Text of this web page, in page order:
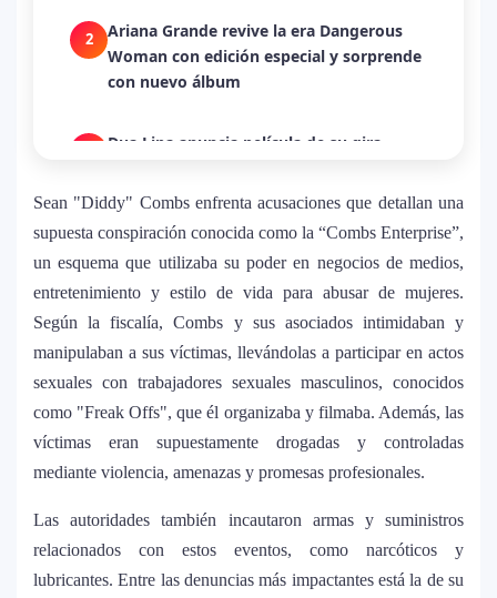
2
Ariana Grande revive la era Dangerous
Woman con edición especial y sorprende
con nuevo álbum
Dua Lipa anuncia película de su gira
humanitaria junto a UNICEF
4
Michael Jackson y la canción perdida
debate en redes
5
Lady Gaga sorprende con “Mayhem
Requiem”: una versión oscura y
revolucionaria que marca el cierre de su
era musical
6
álbum urbano más esperado con DJ
Snake y Eladio Carrión
Sean "Diddy" Combs enfrenta acusaciones que detallan una
supuesta conspiración conocida como la “Combs Enterprise”,
un esquema que utilizaba su poder en negocios de medios,
entretenimiento y estilo de vida para abusar de mujeres.
Según la fiscalía, Combs y sus asociados intimidaban y
manipulaban a sus víctimas, llevándolas a participar en actos
sexuales con trabajadores sexuales masculinos, conocidos
como "Freak Offs", que él organizaba y filmaba. Además, las
víctimas eran supuestamente drogadas y controladas
mediante violencia, amenazas y promesas profesionales.
Las autoridades también incautaron armas y suministros
relacionados con estos eventos, como narcóticos y
lubricantes. Entre las denuncias más impactantes está la de su